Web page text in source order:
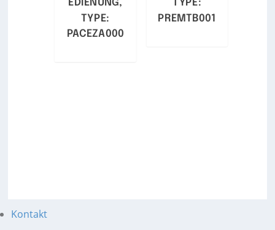
EDIENUNG,
TYPE:
PACEZA000
TYPE:
PREMTB001
Kontakt